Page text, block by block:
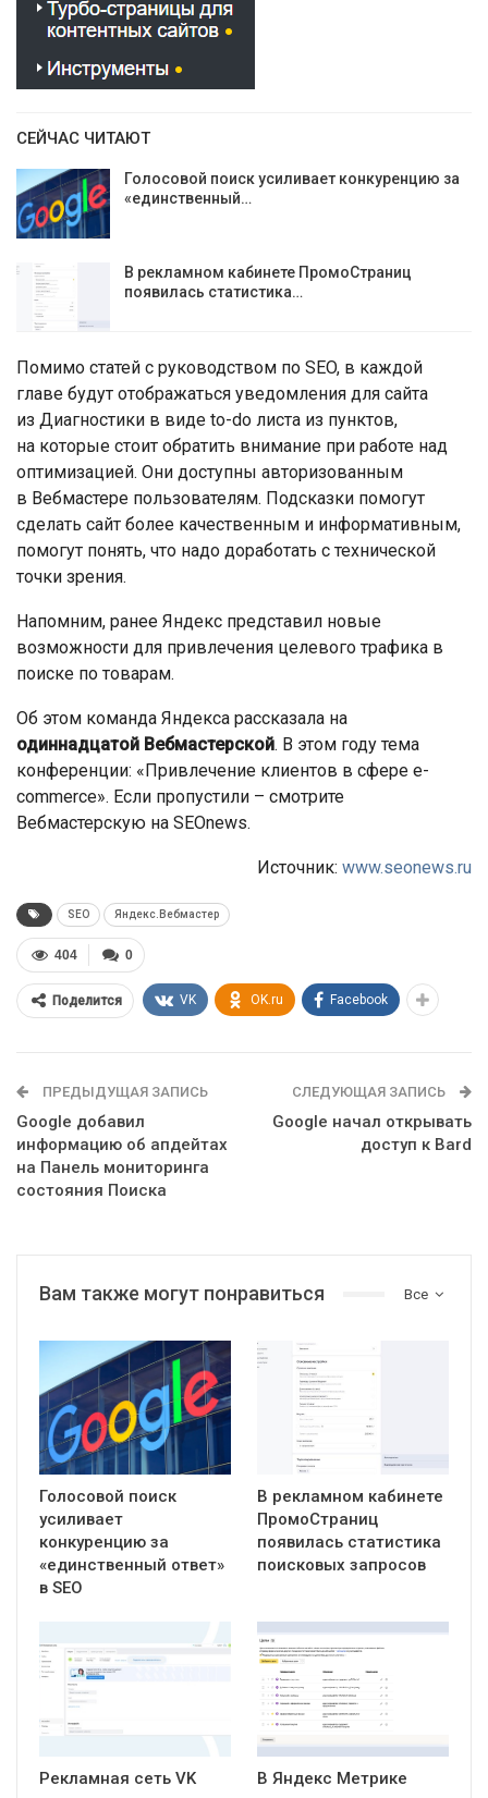
СЕЙЧАС ЧИТАЮТ
Голосовой поиск усиливает конкуренцию за
«единственный…
В рекламном кабинете ПромоСтраниц
появилась статистика…
Помимо статей с руководством по SEO, в каждой
главе будут отображаться уведомления для сайта
из Диагностики в виде to-do листа из пунктов,
на которые стоит обратить внимание при работе над
оптимизацией. Они доступны авторизованным
в Вебмастере пользователям. Подсказки помогут
сделать сайт более качественным и информативным,
помогут понять, что надо доработать с технической
точки зрения.
Напомним, ранее Яндекс представил новые
возможности для привлечения целевого трафика в
поиске по товарам.
Об этом команда Яндекса рассказала на
одиннадцатой Вебмастерской. В этом году тема
конференции: «Привлечение клиентов в сфере e-
commerce». Если пропустили – смотрите
Вебмастерскую на SEOnews.
Источник: www.seonews.ru
SEO Яндекс.Вебмастер
0
404
Поделится VK OK.ru Facebook
ПРЕДЫДУЩАЯ ЗАПИСЬ
Google добавил
информацию об апдейтах
на Панель мониторинга
состояния Поиска
СЛЕДУЮЩАЯ ЗАПИСЬ
Google начал открывать
доступ к Bard
Все
Вам также могут понравиться
Голосовой поиск
усиливает
конкуренцию за
«единственный ответ»
в SEO
В рекламном кабинете
ПромоСтраниц
появилась статистика
поисковых запросов
Рекламная сеть VK
В Яндекс Метрике